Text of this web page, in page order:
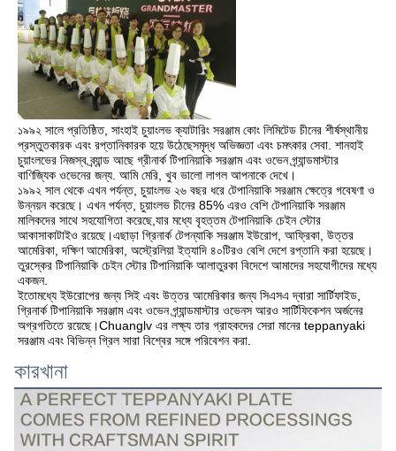
১৯৯২ সালে প্রতিষ্ঠিত, সাংহাই চুয়াংলভ ক্যাটারিং সরঞ্জাম কোং লিমিটেড চীনের শীর্ষস্থানীয়
প্রস্তুতকারক এবং রপ্তানিকারক হয়ে উঠেছেসমৃদ্ধ অভিজ্ঞতা এবং চমৎকার সেবা. শানহাই
চুয়াংলভের নিজস্ব ব্র্যান্ড আছে গ্রীনার্ক টিপানিয়াকি সরঞ্জাম এবং ওভেন গ্র্যান্ডমাস্টার
বাণিজ্যিক ওভেনের জন্য. আমি মেরি, খুব ভালো লাগল আপনাকে দেখে।
১৯৯২ সাল থেকে এখন পর্যন্ত, চুয়াংলভ ২৬ বছর ধরে টেপানিয়াকি সরঞ্জাম ক্ষেত্রে গবেষণা ও
উন্নয়ন করেছে। এখন পর্যন্ত, চুয়াংলভ চীনের 85% এরও বেশি টেপানিয়াকি সরঞ্জাম
মালিকদের সাথে সহযোগিতা করেছে,যার মধ্যে বৃহত্তম টেপানিয়াকি চেইন স্টোর
আকাসাকাটাইও রয়েছে।এছাড়া গ্রিনার্ক টেপন্যাকি সরঞ্জাম ইউরোপ, আফ্রিকা, উত্তর
আমেরিকা, দক্ষিণ আমেরিকা, অস্ট্রেলিয়া ইত্যাদি ৪০টিরও বেশি দেশে রপ্তানি করা হয়েছে।
তুরস্কের টিপানিয়াকি চেইন স্টোর টিপানিয়াকি আলাতুরকা বিদেশে আমাদের সহযোগীদের মধ্যে
একজন.
ইতোমধ্যে ইউরোপের জন্য সিই এবং উত্তর আমেরিকার জন্য সিএসএ দ্বারা সার্টিফাইড,
গ্রিনার্ক টিপানিয়াকি সরঞ্জাম এবং ওভেন গ্র্যান্ডমাস্টার ওভেনস আরও সার্টিফিকেশন অর্জনের
অগ্রগতিতে রয়েছে।Chuanglv এর লক্ষ্য তার গ্রাহকদের সেরা মানের teppanyaki
সরঞ্জাম এবং বিভিন্ন গ্রিল সারা বিশ্বের সঙ্গে পরিবেশন করা.
কারখানা